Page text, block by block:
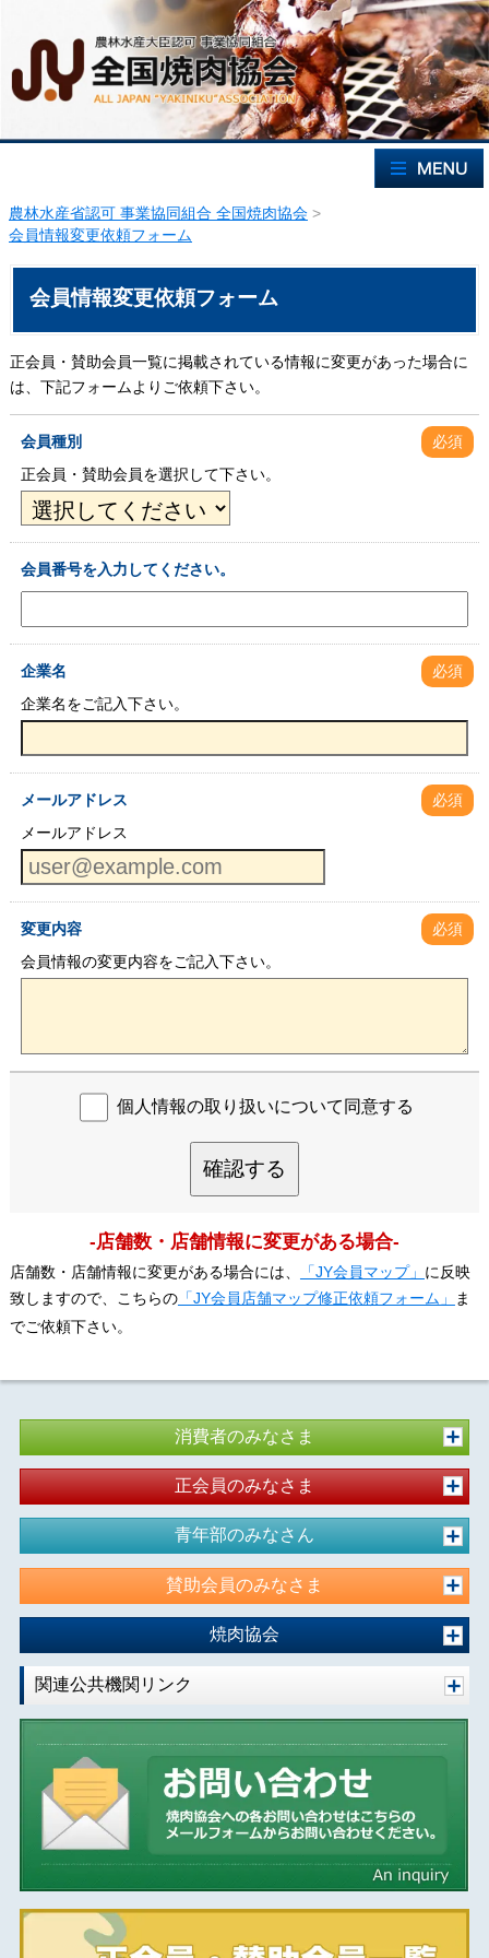
農林水産省認可 事業協同組合 全国焼肉協会 >
会員情報変更依頼フォーム
会員情報変更依頼フォーム
正会員・賛助会員一覧に掲載されている情報に変更があった場合に
は、下記フォームよりご依頼下さい。
会員種別
必須
正会員・賛助会員を選択して下さい。
会員番号を入力してください。
企業名
必須
企業名をご記入下さい。
メールアドレス
必須
メールアドレス
変更内容
必須
会員情報の変更内容をご記入下さい。
個人情報の取り扱いについて同意する
確認する
-店舗数・店舗情報に変更がある場合-
店舗数・店舗情報に変更がある場合には、 「JY会員マップ」 に反映
致しますので、こちらの「JY会員店舗マップ修正依頼フォーム」
ま
でご依頼下さい。
消費者のみなさま
正会員のみなさま
青年部のみなさん
賛助会員のみなさま
焼肉協会
関連公共機関リンク